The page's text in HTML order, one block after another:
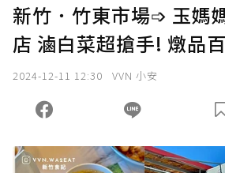
新竹．竹東市場➩ 玉媽
店 滷白菜超搶手! 燉品
2024-12-11 12:30 VVN 小安